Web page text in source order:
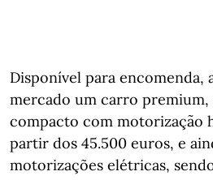
Disponível para encomenda,
mercado um carro premium,
compacto com motorização
partir dos 45.500 euros, e
motorizações elétricas,